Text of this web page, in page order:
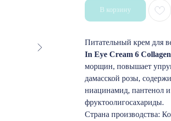
В корзину
Питательный крем для
In Eye Cream 6 Collagen
морщин, повышает
дамасской розы,
ниацинамид, пантенол
фруктоолигосахариды.
Страна производства: